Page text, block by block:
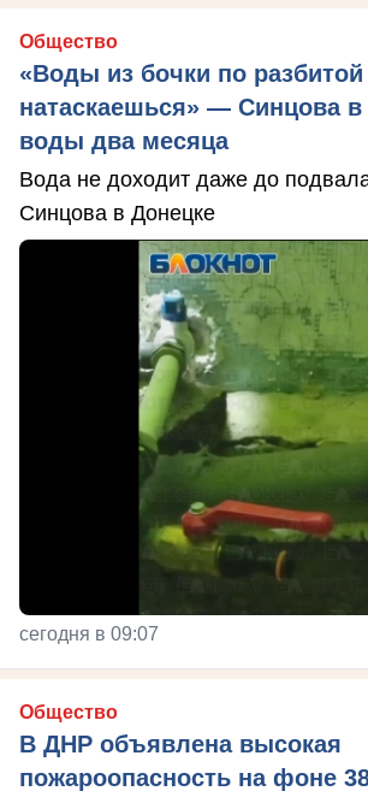
Общество
«Воды из бочки по разбитой
натаскаешься» — Синцова в
воды два месяца
Вода не доходит даже до
Синцова в Донецке
сегодня в 09:07
Общество
В ДНР объявлена высокая
пожароопасность на фоне